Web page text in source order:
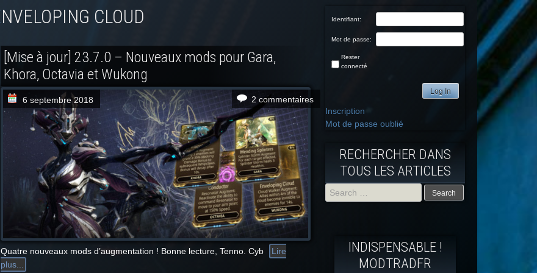
ENVELOPING CLOUD
[Mise à jour] 23.7.0 – Nouveaux mods pour Gara,
Khora, Octavia et Wukong
6 septembre 2018 2 commentaires
Quatre nouveaux mods d’augmentation ! Bonne lecture, Tenno. Cyb
Lire
plus...
Identifiant:
Mot de passe:
Rester
connecté
Log In
Inscription
Mot de passe oublié
RECHERCHER DANS
TOUS LES ARTICLES
INDISPENSABLE !
MODTRADFR